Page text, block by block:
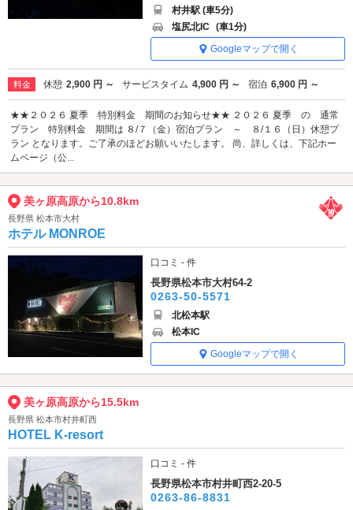
村井駅 (車5分)
塩尻北IC (車1分)
Googleマップで開く
料金 休憩 2,900 円 ～ サービスタイム 4,900 円 ～ 宿泊 6,900 円 ～
★★２０２６ 夏季 特別料金 期間のお知らせ★★ ２０２６ 夏季 の 通常
プラン 特別料金 期間は ８/７（金）宿泊プラン ～ ８/１６（日）休憩プ
ラン となります。ご了承のほどお願いいたします。 尚、詳しくは、下記ホー
ムページ（公...
美ヶ原高原から10.8km
長野県 松本市大村
ホテル MONROE
口コミ - 件
長野県松本市大村64-2
0263-50-5571
北松本駅
松本IC
Googleマップで開く
美ヶ原高原から15.5km
長野県 松本市村井町西
HOTEL K-resort
口コミ - 件
長野県松本市村井町西2-20-5
0263-86-8831